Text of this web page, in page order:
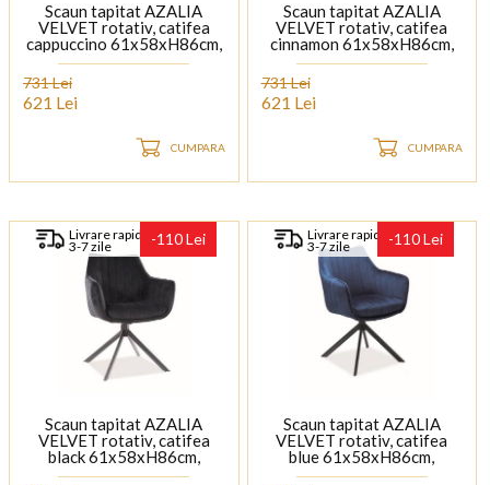
Scaun tapitat AZALIA
VELVET rotativ, catifea
cappuccino 61x58xH86cm,
picioare negre
731 Lei
621 Lei
CUMPARA
Scaun tapitat AZALIA
VELVET rotativ, catifea
cinnamon 61x58xH86cm,
picioare negre
731 Lei
621 Lei
CUMPARA
Livrare rapida
3-7 zile -110 Lei
Scaun tapitat AZALIA
VELVET rotativ, catifea
black 61x58xH86cm,
picioare negre
Livrare rapida
3-7 zile -110 Lei
Scaun tapitat AZALIA
VELVET rotativ, catifea
blue 61x58xH86cm,
picioare negre